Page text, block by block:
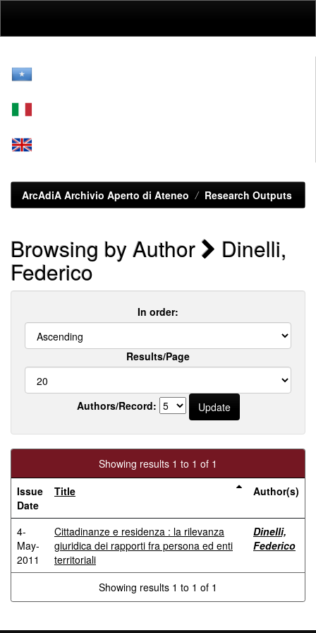
ArcAdiA Archivio Aperto di Ateneo Research Outputs
Browsing by Author Dinelli,
Federico
In order:
Results/Page
Authors/Record:
Showing results 1 to 1 of 1
Issue
Date
Title Author(s)
4-
May-
2011
Cittadinanze e residenza : la rilevanza
giuridica dei rapporti fra persona ed enti
territoriali
Dinelli,
Federico
Showing results 1 to 1 of 1